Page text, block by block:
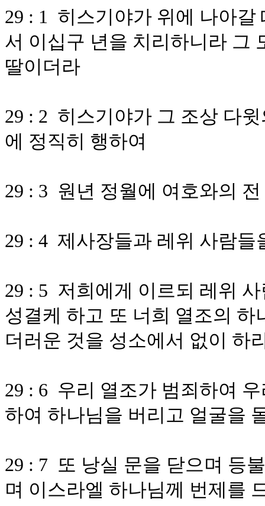
29 : 1 히스기야가 위에 나아
서 이십구 년을 치리하니라 그
딸이더라
29 : 2 히스기야가 그 조상 다
에 정직히 행하여
29 : 3 원년 정월에 여호와의
29 : 4 제사장들과 레위 사람들
29 : 5 저희에게 이르되 레위
성결케 하고 또 너희 열조의
더러운 것을 성소에서 없이 하
29 : 6 우리 열조가 범죄하여
하여 하나님을 버리고 얼굴을
29 : 7 또 낭실 문을 닫으며 등
며 이스라엘 하나님께 번제를